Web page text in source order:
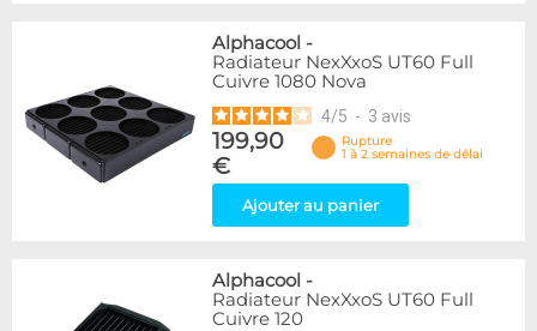
Alphacool -
Radiateur NexXxoS UT60 Full
Cuivre 1080 Nova
4/5 - 3 avis
199,90
€
Rupture
1 à 2 semaines de délai
Ajouter au panier
Alphacool -
Radiateur NexXxoS UT60 Full
Cuivre 120